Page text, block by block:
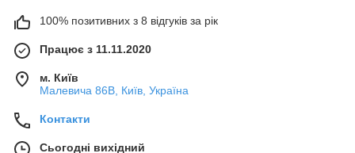
100% позитивних з 8 відгуків за рік
Працює з 11.11.2020
м. Київ
Малевича 86В, Київ, Україна
Контакти
Сьогодні вихідний